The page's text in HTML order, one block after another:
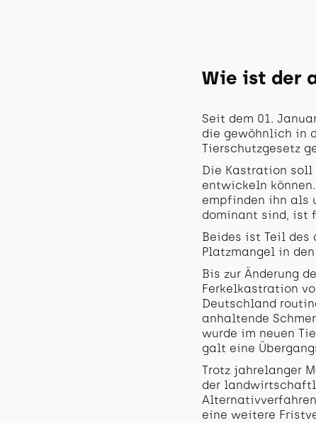
Wie ist der
Seit dem 01.
die gewöhnlich in
Tierschutzgesetz
Die Kastration soll
entwickeln
empfinden ihn als
dominant sind, ist
Beides ist Teil des
Platzmangel in
Bis zur Änderung
Ferkelkastration
Deutschland
anhaltende
wurde im neuen
galt eine
Trotz jahrelanger
der
eine weitere